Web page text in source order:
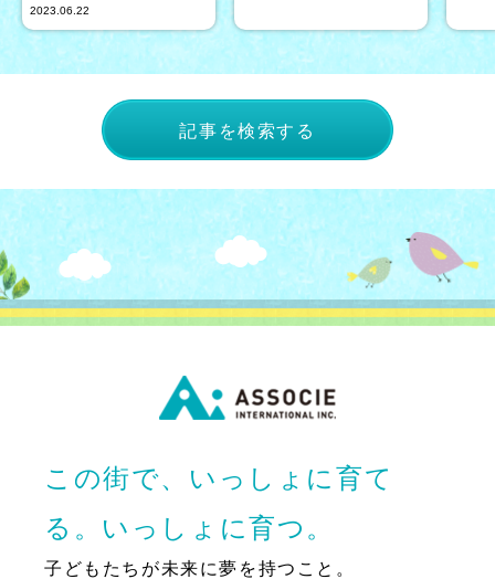
2023.06.22
記事を検索する
この街で、いっしょに育て
る。いっしょに育つ。
子どもたちが未来に夢を持つこと。